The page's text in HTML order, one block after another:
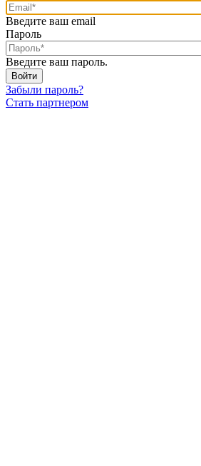
Введите ваш email
Пароль
Введите ваш пароль.
Забыли пароль?
Стать партнером